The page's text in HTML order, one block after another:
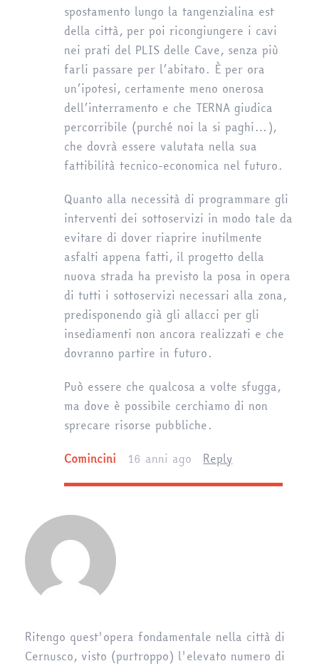
spostamento lungo la tangenzialina est
della città, per poi ricongiungere i cavi
nei prati del PLIS delle Cave, senza più
farli passare per l’abitato. È per ora
un’ipotesi, certamente meno onerosa
dell’interramento e che TERNA giudica
percorribile (purché noi la si paghi…),
che dovrà essere valutata nella sua
fattibilità tecnico-economica nel futuro.
Quanto alla necessità di programmare gli
interventi dei sottoservizi in modo tale da
evitare di dover riaprire inutilmente
asfalti appena fatti, il progetto della
nuova strada ha previsto la posa in opera
di tutti i sottoservizi necessari alla zona,
predisponendo già gli allacci per gli
insediamenti non ancora realizzati e che
dovranno partire in futuro.
Può essere che qualcosa a volte sfugga,
ma dove è possibile cerchiamo di non
sprecare risorse pubbliche.
Comincini
16 anni ago Reply
Ritengo quest'opera fondamentale nella città di
Cernusco, visto (purtroppo) l'elevato numero di